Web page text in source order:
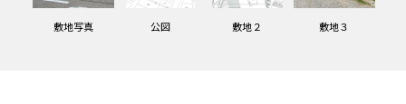
敷地写真 公図 敷地２ 敷地３